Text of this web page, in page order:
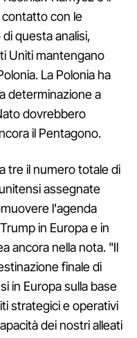
con le
questa analisi,
Uniti mantengano
La Polonia ha
determinazione a
dovrebbero
il Pentagono.
tre il numero totale di
assegnate
l'agenda
in Europa e in
ancora nella nota. "Il
finale di
in Europa sulla base
strategici e operativi
dei nostri alleati